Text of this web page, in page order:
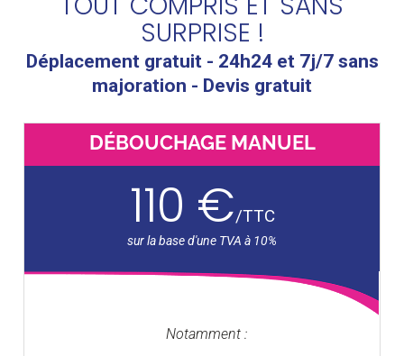
SURPRISE !
Déplacement gratuit - 24h24 et 7j/7 sans
majoration - Devis gratuit
DÉBOUCHAGE MANUEL
110 €/TTC
Notamment :